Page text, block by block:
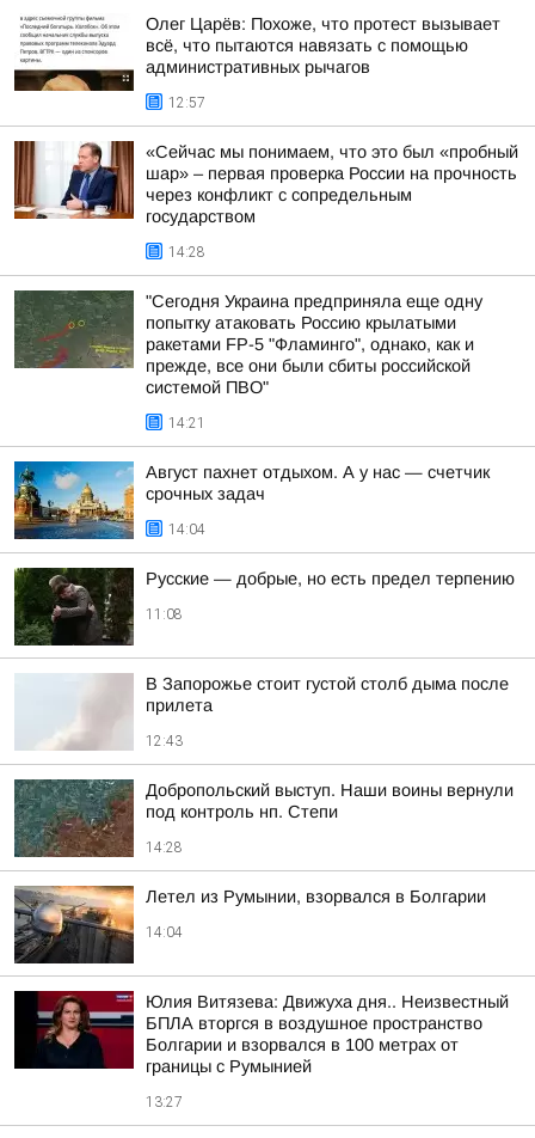
Олег Царёв: Похоже, что протест вызывает
всё, что пытаются навязать с помощью
административных рычагов
12:57
«Сейчас мы понимаем, что это был «пробный
шар» – первая проверка России на прочность
через конфликт с сопредельным
государством
14:28
"Сегодня Украина предприняла еще одну
попытку атаковать Россию крылатыми
ракетами FP-5 "Фламинго", однако, как и
прежде, все они были сбиты российской
системой ПВО"
14:21
Август пахнет отдыхом. А у нас — счетчик
срочных задач
14:04
Русские — добрые, но есть предел терпению
11:08
В Запорожье стоит густой столб дыма после
прилета
12:43
Добропольский выступ. Наши воины вернули
под контроль нп. Степи
14:28
Летел из Румынии, взорвался в Болгарии
14:04
Юлия Витязева: Движуха дня.. Неизвестный
БПЛА вторгся в воздушное пространство
Болгарии и взорвался в 100 метрах от
границы с Румынией
13:27